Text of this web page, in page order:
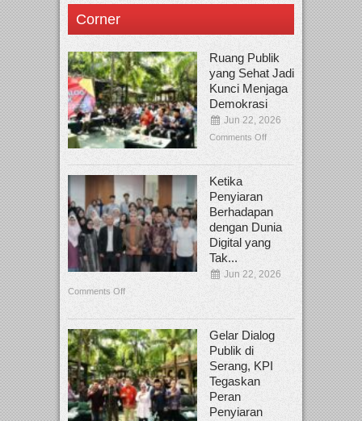
Corner
Ruang Publik
yang Sehat Jadi
Kunci Menjaga
Demokrasi
Jun 22, 2026
Comments Off
Ketika
Penyiaran
Berhadapan
dengan Dunia
Digital yang
Tak...
Jun 22, 2026
Comments Off
Gelar Dialog
Publik di
Serang, KPI
Tegaskan
Peran
Penyiaran